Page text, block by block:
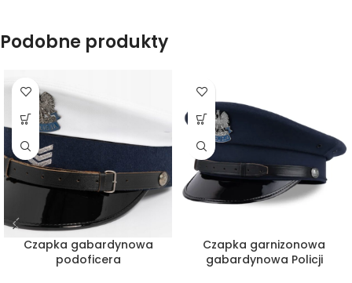
Podobne produkty
Czapka gabardynowa
podoficera
Czapka garnizonowa
gabardynowa Policji